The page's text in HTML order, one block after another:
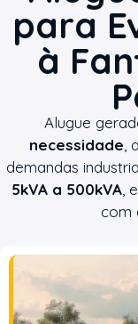
para
à
Alugue
necessidade
demandas
5kVA a 500kVA ,
com